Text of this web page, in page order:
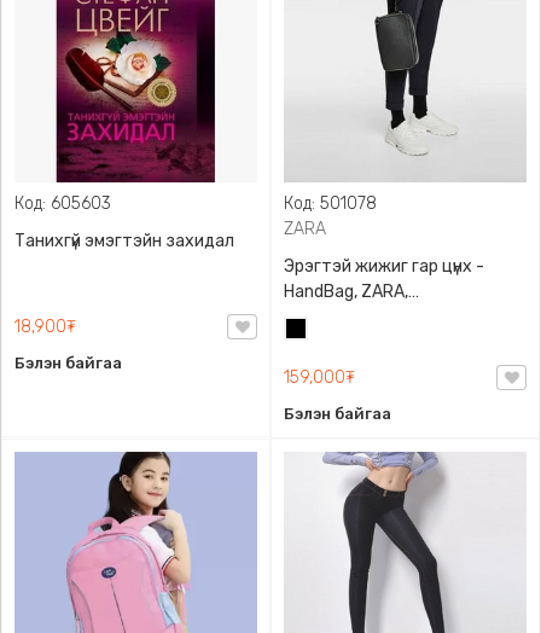
Код: 605603
Танихгүй эмэгтэйн захидал
18,900₮
Бэлэн байгаа
Код: 501078
ZARA
Эрэгтэй жижиг гар цүнх -
HandBag, ZARA,
3720/005/040, PU арьс
159,000₮
Бэлэн байгаа